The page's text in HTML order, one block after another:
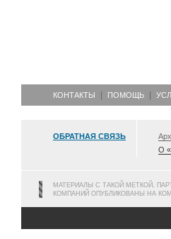
КОНТАКТЫ ПОМОЩЬ
ОБРАТНАЯ СВЯЗЬ
О
МАТЕРИАЛЫ С ТАКОЙ МЕТКОЙ,
КОМПАНИЙ ОПУБЛИКОВАНЫ НА